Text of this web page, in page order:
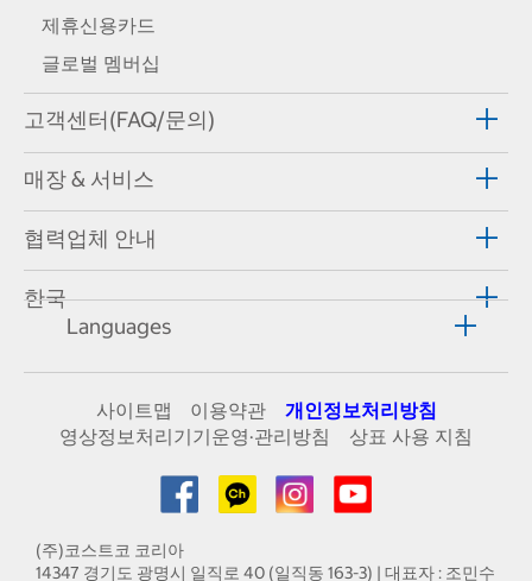
제휴신용카드
글로벌 멤버십
고객센터(FAQ/문의)
매장 & 서비스
협력업체 안내
한국
Languages
사이트맵 이용약관
개인정보처리방침
영상정보처리기기운영·관리방침
상표 사용 지침
(주)코스트코 코리아
14347 경기도 광명시 일직로 40 (일직동 163-3) | 대표자 : 조민수